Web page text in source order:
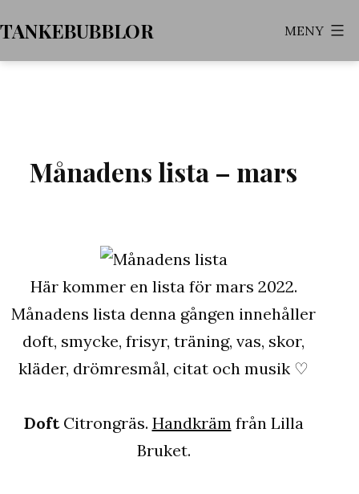
till
innehåll
TANKEBUBBLOR MENY
Månadens lista – mars
Här kommer en lista för mars 2022.
Månadens lista denna gången innehåller
doft, smycke, frisyr, träning, vas, skor,
kläder, drömresmål, citat och musik ♡
DoftCitrongräs. Handkräm från Lilla
Bruket.